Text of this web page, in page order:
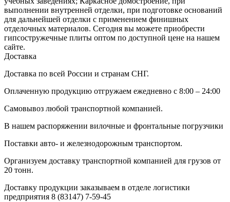
выполнении внутренней отделки, при подготовке оснований
для дальнейшей отделки с применением финишных
отделочных материалов. Сегодня вы можете приобрести
гипсостружечные плиты оптом по доступной цене на нашем
сайте.
Доставка
Доставка по всей России и странам СНГ.
Оплаченную продукцию отгружаем ежедневно с 8:00 – 24:00
Самовывоз любой транспортной компанией.
В нашем распоряжении вилочные и фронтальные погрузчики
Поставки авто- и железнодорожным транспортом.
Организуем доставку транспортной компанией для грузов от
20 тонн.
Доставку продукции заказываем в отделе логистики
предприятия 8 (83147) 7-59-45